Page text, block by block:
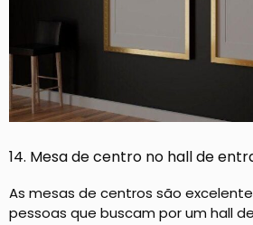
14. Mesa de centro no hall de
As mesas de centros são
pessoas que buscam por um hall